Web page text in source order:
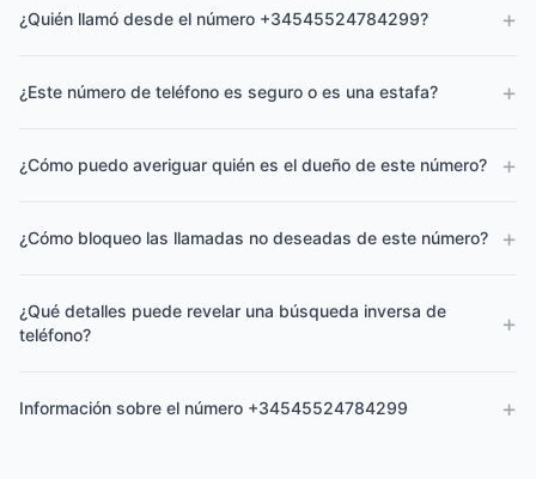
¿Quién llamó desde el número +34545524784299? +
¿Este número de teléfono es seguro o es una estafa? +
¿Cómo puedo averiguar quién es el dueño de este número? +
¿Cómo bloqueo las llamadas no deseadas de este número? +
¿Qué detalles puede revelar una búsqueda inversa de
teléfono?
+
Información sobre el número +34545524784299 +